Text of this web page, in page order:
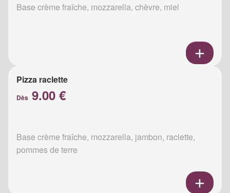
Base crème fraîche, mozzarella, chèvre, miel
Pizza raclette
Dès 9.00 €
Base crème fraîche, mozzarella, jambon, raclette,
pommes de terre